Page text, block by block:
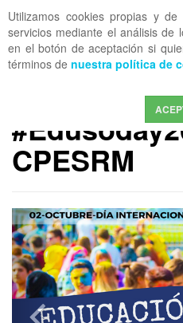
Utilizamos cookies propias y
servicios mediante el análisis de
en el botón de aceptación si
términos de nuestra política de
OFF CANVAS
MEDIA COESRM
Momentos
CPESRM
Previous